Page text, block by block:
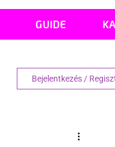
GUIDE
Bejelentkezés /